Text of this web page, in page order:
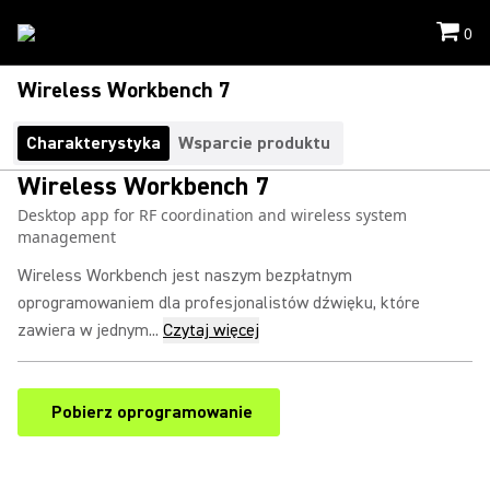
0
Wireless Workbench 7
Charakterystyka Wsparcie produktu
Wireless Workbench 7
Desktop app for RF coordination and wireless system
management
Wireless Workbench jest naszym bezpłatnym
oprogramowaniem dla profesjonalistów dźwięku, które
zawiera w jednym... Czytaj więcej
Pobierz oprogramowanie